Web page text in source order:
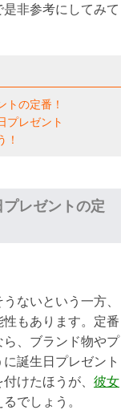
非参考にしてみて
トの定番！
プレゼント
！
レゼントの定
ないという一方、
もあります。定番
、ブランド物やプ
誕生日プレゼント
けたほうが、 彼女
でしょう。